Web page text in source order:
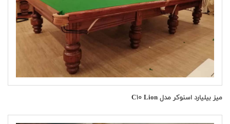
میز بیلیارد اسنوکر مدل C۱۰ Lion